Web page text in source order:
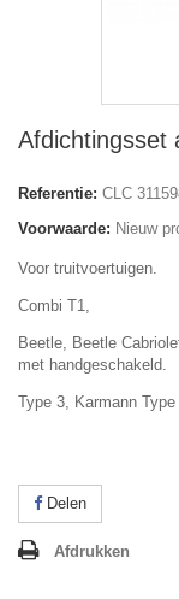
Afdichtingsset
Referentie: CLC
Voorwaarde: Nieuw
Voor truitvoertuigen.
Combi T1,
Beetle, Beetle
met handgeschakeld.
Type 3, Karmann
Delen
Afdrukken